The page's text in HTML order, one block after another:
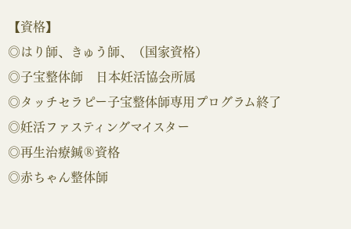
【資格】
◎はり師、きゅう師、（国家資格）
◎子宝整体師 日本妊活協会所属
◎タッチセラピー子宝整体師専用プログラム終了
◎妊活ファスティングマイスター
◎再生治療鍼®資格
◎赤ちゃん整体師